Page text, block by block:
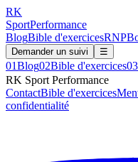
RK
SportPerformance
BlogBible d'exercicesRNP
Demander un suivi ☰
01Blog02Bible d'exercices03
RK Sport Performance
ContactBible d'exercices
confidentialité